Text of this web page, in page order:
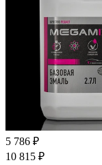
5 786 ₽
10 815 ₽